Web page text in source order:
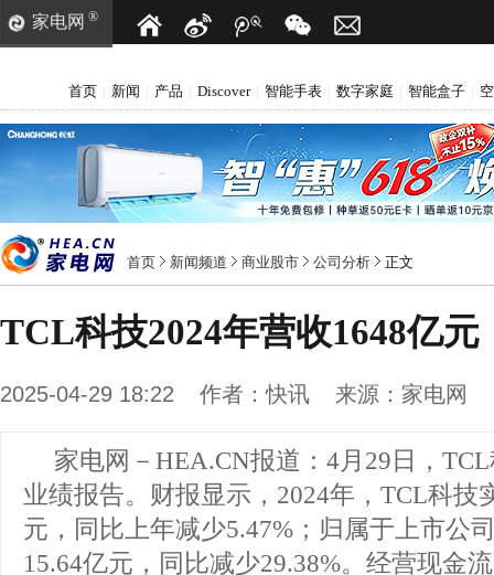
家电网 ®
首页 新闻 产品 Discover 智能手表 数字家庭 智能盒子
首页 新闻频道 商业股市 公司分析 正文
TCL科技2024年营收1648亿元
2025-04-29 18:22 作者：快讯 来源： 家电网
家电网－HEA.CN报道： 4月29日，
业绩报告。财报显示，2024年，TCL科技
元，同比上年减少5.47%；归属于上市公
15.64亿元，同比减少29.38%。经营现金